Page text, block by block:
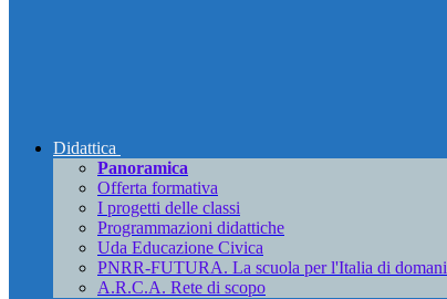
Didattica
Panoramica
Offerta formativa
I progetti delle classi
Programmazioni didattiche
Uda Educazione Civica
PNRR-FUTURA. La scuola per l'Italia di domani
A.R.C.A. Rete di scopo